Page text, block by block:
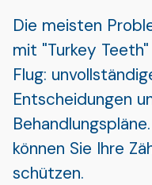
Die meisten
mit "Turkey
Flug:
Entscheidungen
können Sie Ihre
schützen.